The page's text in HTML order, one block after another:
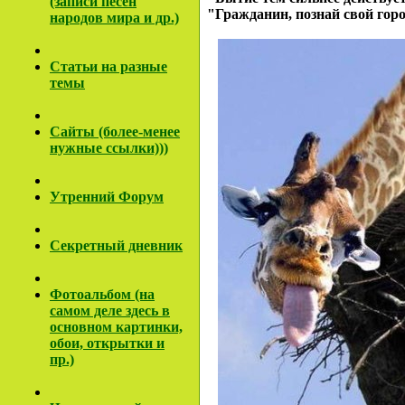
народов мира и др.)
Cтатьи на разные
темы
Сайты (более-менее
нужные ссылки)))
Утренний Форум
Секретный дневник
Фотоальбом (на
самом деле здесь в
основном картинки,
обои, открытки и
пр.)
"Гражданин, познай свой